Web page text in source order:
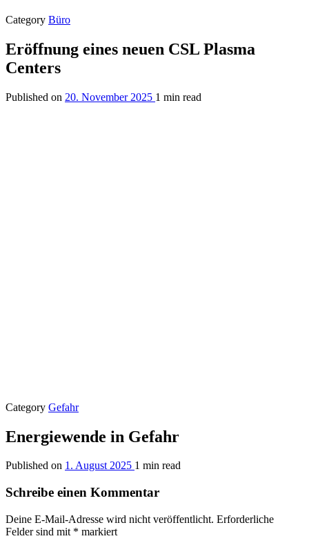
Category Büro
Eröffnung eines neuen CSL Plasma
Centers
Published on 20. November 2025 1 min read
Category Gefahr
Energiewende in Gefahr
Published on 1. August 2025 1 min read
Schreibe einen Kommentar
Deine E-Mail-Adresse wird nicht veröffentlicht. Erforderliche
Felder sind mit * markiert